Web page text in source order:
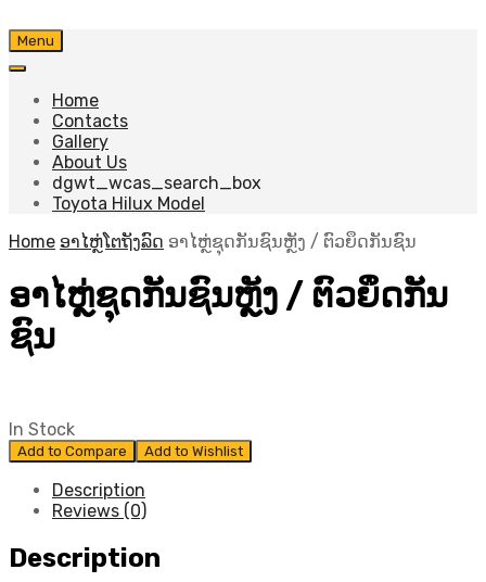
Skip
to
Menu
Home
Contacts
Gallery
About Us
dgwt_wcas_search_box
Toyota Hilux Model
Home ອາໄຫຼ່ໂຕຖັງລົດ ອາໄຫຼ່ຊຸດກັນຊົນຫຼັງ / ຕົວຍຶດກັນຊົນ
ອາໄຫຼ່ຊຸດກັນຊົນຫຼັງ / ຕົວຍຶດກັນ
ຊົນ
In Stock
Add to Compare Add to Wishlist
Description
Reviews (0)
Description